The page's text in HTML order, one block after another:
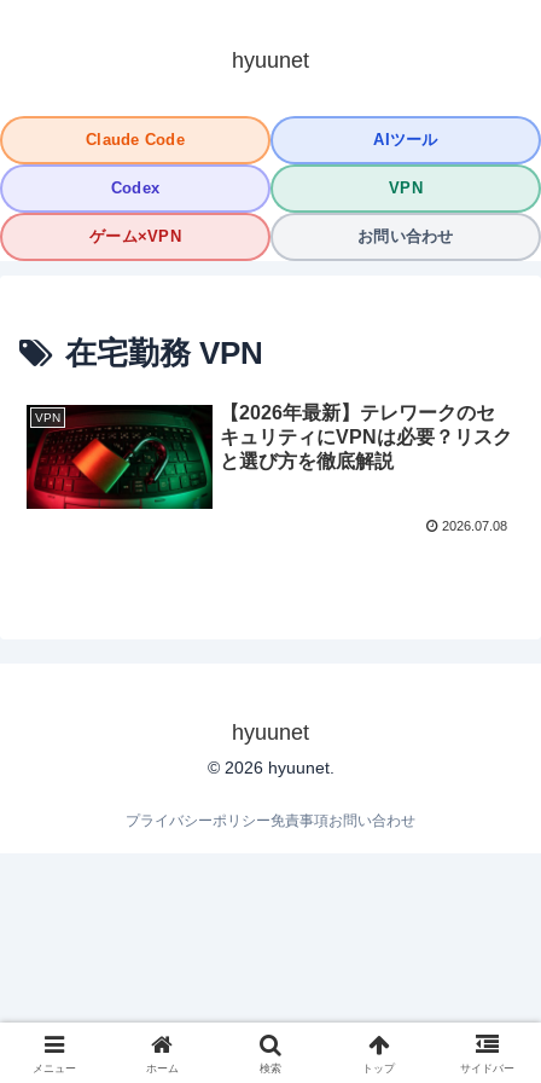
hyuunet
Claude Code AIツール
Codex VPN
ゲーム×VPN お問い合わせ
在宅勤務 VPN
VPN
【2026年最新】テレワークのセ
キュリティにVPNは必要？リスク
と選び方を徹底解説
2026.07.08
hyuunet
© 2026 hyuunet.
プライバシーポリシー免責事項お問い合わせ
メニュー ホーム 検索 トップ サイドバー